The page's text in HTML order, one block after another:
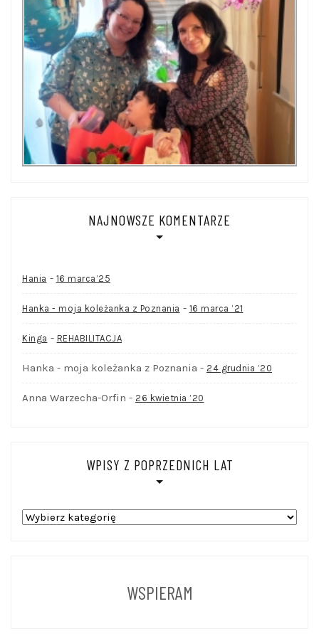
NAJNOWSZE KOMENTARZE
Hania - 16 marca’25
Hanka - moja koleżanka z Poznania - 16 marca ’21
Kinga - REHABILITACJA
Hanka - moja koleżanka z Poznania - 24 grudnia ’20
Anna Warzecha-Orfin - 26 kwietnia ’20
WPISY Z POPRZEDNICH LAT
WPISY
WSPIERAM